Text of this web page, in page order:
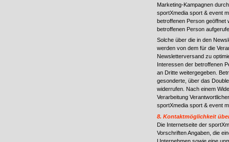
Marketing-Kampagnen
sportXmedia sport & event
betroffenen Person geöffnet
betroffenen Person
Solche über die in den
werden von dem für die
Newsletterversand zu
Interessen der betroffenen
an Dritte weitergegeben.
gesonderte, über das
widerrufen. Nach einem
Verarbeitung
sportXmedia sport & event
8. Kontaktmöglichkeit
Die Internetseite der
Vorschriften Angaben, die
Unternehmen sowie eine